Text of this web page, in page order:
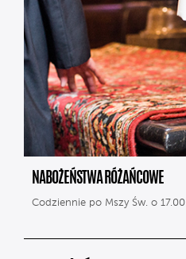
NABOŻEŃSTWA RÓŻAŃCOWE
Codziennie po Mszy Św. o 17.00